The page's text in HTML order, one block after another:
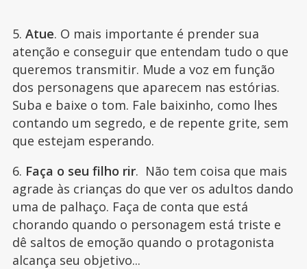
5. Atue. O mais importante é prender sua
atenção e conseguir que entendam tudo o que
queremos transmitir. Mude a voz em função
dos personagens que aparecem nas estórias.
Suba e baixe o tom. Fale baixinho, como lhes
contando um segredo, e de repente grite, sem
que estejam esperando.
6. Faça o seu filho rir. Não tem coisa que mais
agrade às crianças do que ver os adultos dando
uma de palhaço. Faça de conta que está
chorando quando o personagem está triste e
dê saltos de emoção quando o protagonista
alcança seu objetivo...